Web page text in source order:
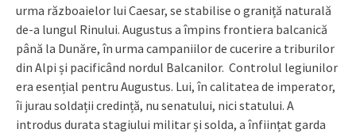
urma războaielor lui Caesar, se stabilise o graniță naturală
de-a lungul Rinului. Augustus a împins frontiera balcanică
până la Dunăre, în urma campaniilor de cucerire a triburilor
din Alpi și pacificând nordul Balcanilor. Controlul legiunilor
era esențial pentru Augustus. Lui, în calitatea de imperator,
îi jurau soldații credință, nu senatului, nici statului. A
introdus durata stagiului militar și solda, a înființat garda